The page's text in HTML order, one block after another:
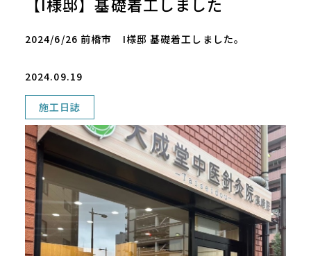
2024/6/26 前橋市 I様邸 基礎着工しました。
2024.09.19
施工日誌